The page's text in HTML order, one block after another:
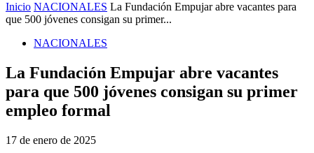
Inicio NACIONALES La Fundación Empujar abre vacantes para
que 500 jóvenes consigan su primer...
NACIONALES
La Fundación Empujar abre vacantes
para que 500 jóvenes consigan su primer
empleo formal
17 de enero de 2025